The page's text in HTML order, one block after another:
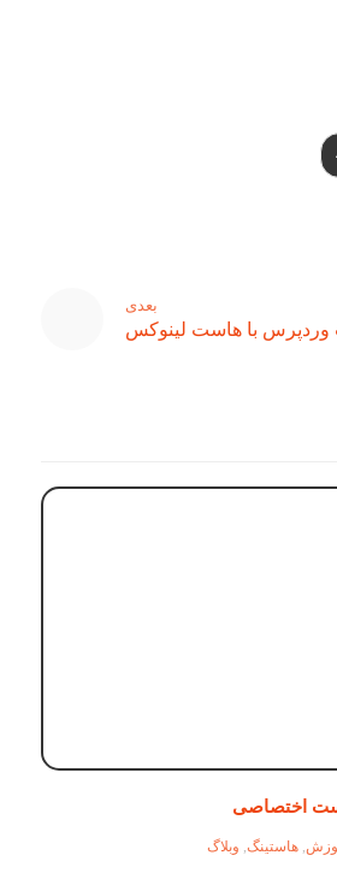
بعدی
وردپرس با هاست لینوکس
اختصاصی
,هاستینگ, وبلاگ